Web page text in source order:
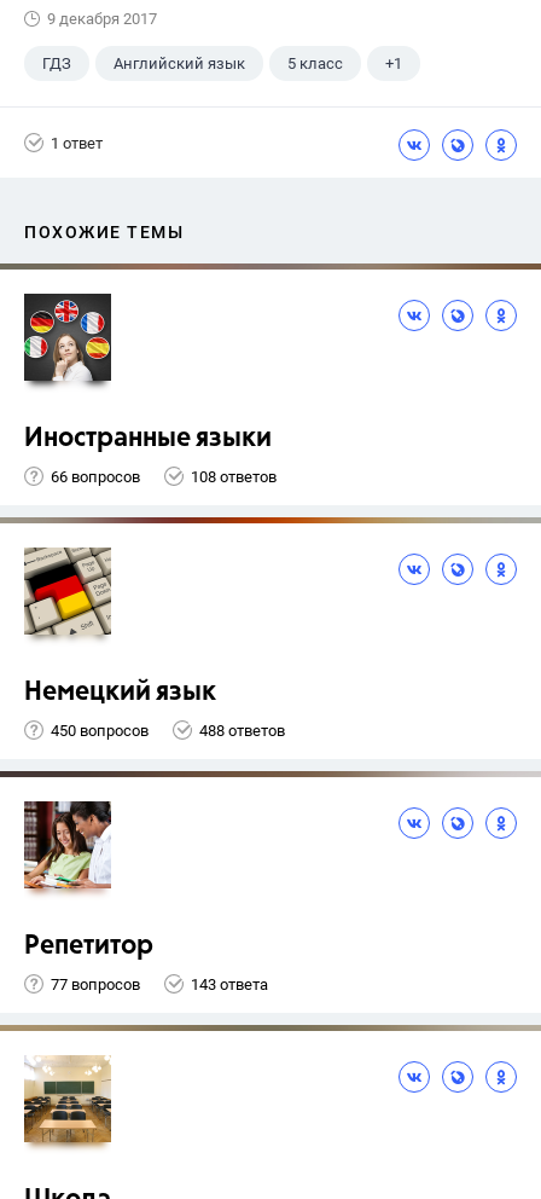
9 декабря 2017
ГДЗ Английский язык 5 класс +1
1 ответ
ПОХОЖИЕ ТЕМЫ
Иностранные языки
66 вопросов 108 ответов
Немецкий язык
450 вопросов 488 ответов
Репетитор
77 вопросов 143 ответа